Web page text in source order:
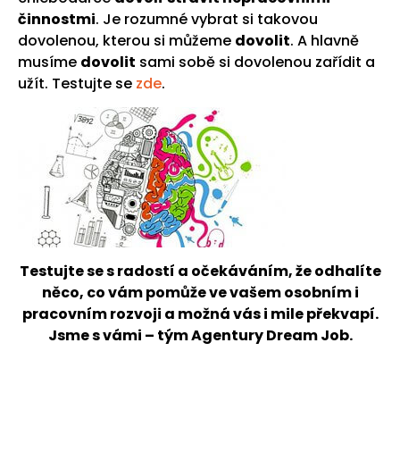
činnostmi. Je rozumné vybrat si takovou
dovolenou, kterou si můžeme dovolit. A hlavně
musíme dovolit sami sobě si dovolenou zařídit a
užít. Testujte se zde.
Testujte se s radostí a očekáváním, že odhalíte
něco, co vám pomůže ve vašem osobním i
pracovním rozvoji a možná vás i mile překvapí.
Jsme s vámi – tým Agentury Dream Job.